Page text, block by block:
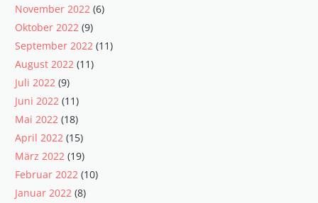
November 2022 (6)
Oktober 2022 (9)
September 2022 (11)
August 2022 (11)
Juli 2022 (9)
Juni 2022 (11)
Mai 2022 (18)
April 2022 (15)
März 2022 (19)
Februar 2022 (10)
Januar 2022 (8)